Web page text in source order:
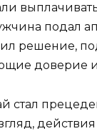
подал
решение,
доверие
стал